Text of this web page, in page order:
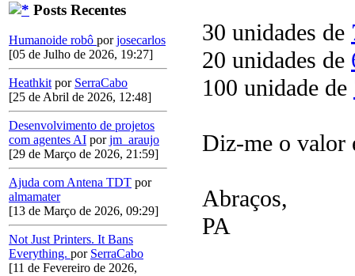
Posts Recentes
Humanoide robô porjosecarlos
[05 de Julho de 2026, 19:27]
Heathkit por SerraCabo
[25 de Abril de 2026, 12:48]
Desenvolvimento de projetos
com agentes AI porjm_araujo
[29 de Março de 2026, 21:59]
Ajuda com Antena TDT por
almamater
[13 de Março de 2026, 09:29]
Not Just Printers. It Bans
Everything. por SerraCabo
[11 de Fevereiro de 2026,
30 unidades de
20 unidades de
100 unidade de
Diz-me o valor
Abraços,
PA